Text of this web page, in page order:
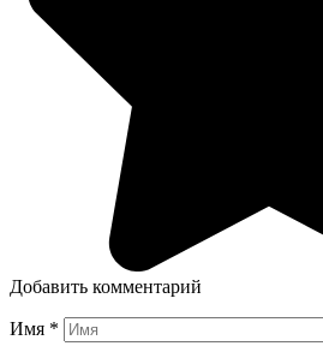
Добавить комментарий
Имя *